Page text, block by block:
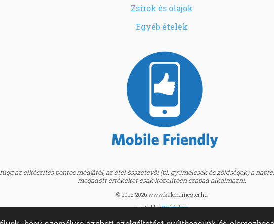
Zsírok és olajok
Egyéb ételek
az elkészítés pontos módjától, az étel összetevői (pl. gyümölcsök és zöldségek) a
megadott értékeket csak közelítően szabad alkalmazni.
© 2016-2026 www.kaloriamester.hu
created byWebfaktor
BMI kalkulátor »